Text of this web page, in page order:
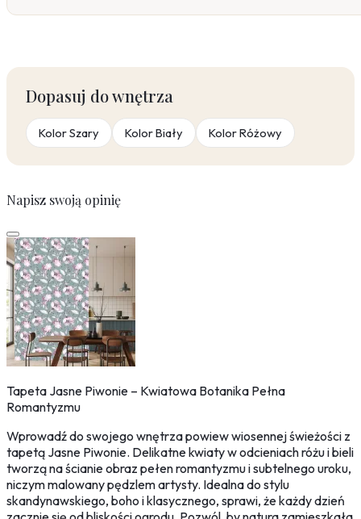
Dopasuj do wnętrza
Kolor Szary Kolor Biały Kolor Różowy
Napisz swoją opinię
Tapeta Jasne Piwonie – Kwiatowa Botanika Pełna
Romantyzmu
Wprowadź do swojego wnętrza powiew wiosennej świeżości z
tapetą Jasne Piwonie. Delikatne kwiaty w odcieniach różu i bieli
tworzą na ścianie obraz pełen romantyzmu i subtelnego uroku,
niczym malowany pędzlem artysty. Idealna do stylu
skandynawskiego, boho i klasycznego, sprawi, że każdy dzień